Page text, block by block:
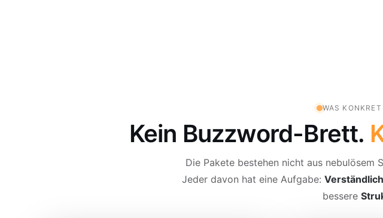
WAS
Kein Buzzword-Brett.
Die Pakete bestehen nicht aus nebulösem
Jeder davon hat eine Aufgabe:
bessere